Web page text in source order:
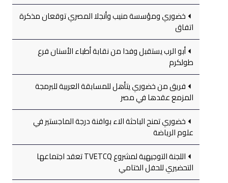
خضوري ومؤسسة منيب وأنجلا المصري توقعان مذكرة
اتفاق
أبو الرب يستقبل وفدا من نقابة أطباء الأسنان فرع
طولكرم
فريق من خضوري يتأهل للمسابقة العربية للبرمجة
المزمع عقدها في مصر
خضوري تمنح الباحثة الاء بواقنة درجة الماجستير في
علوم الرياضة
اللجنة التوجيهية لمشروع TVETCQ تعقد اجتماعها
التحضيري للحفل الختامي